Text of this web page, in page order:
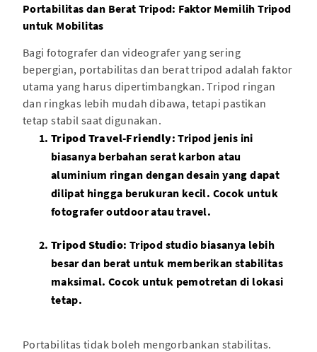
Portabilitas dan Berat Tripod: Faktor Memilih Tripod
untuk Mobilitas
Bagi fotografer dan videografer yang sering
bepergian, portabilitas dan berat tripod adalah faktor
utama yang harus dipertimbangkan. Tripod ringan
dan ringkas lebih mudah dibawa, tetapi pastikan
tetap stabil saat digunakan.
Tripod Travel-Friendly: Tripod jenis ini
biasanya berbahan serat karbon atau
aluminium ringan dengan desain yang dapat
dilipat hingga berukuran kecil. Cocok untuk
fotografer outdoor atau travel.
Tripod Studio: Tripod studio biasanya lebih
besar dan berat untuk memberikan stabilitas
maksimal. Cocok untuk pemotretan di lokasi
tetap.
Portabilitas tidak boleh mengorbankan stabilitas.